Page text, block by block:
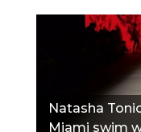
Natasha
Miami swim